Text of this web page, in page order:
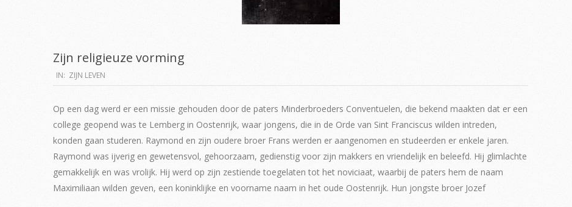
Zijn religieuze vorming
2019-
06-
15
IN: ZIJN LEVEN
Op een dag werd er een missie gehouden door de paters Minderbroeders Conventuelen, die bekend maakten dat er een
college geopend was te Lemberg in Oostenrijk, waar jongens, die in de Orde van Sint Franciscus wilden intreden,
konden gaan studeren. Raymond en zijn oudere broer Frans werden er aangenomen en studeerden er enkele jaren.
Raymond was ijverig en gewetensvol, gehoorzaam, gedienstig voor zijn makkers en vriendelijk en beleefd. Hij glimlachte
gemakkelijk en was vrolijk. Hij werd op zijn zestiende toegelaten tot het noviciaat, waarbij de paters hem de naam
Maximiliaan wilden geven, een koninklijke en voorname naam in het oude Oostenrijk. Hun jongste broer Jozef